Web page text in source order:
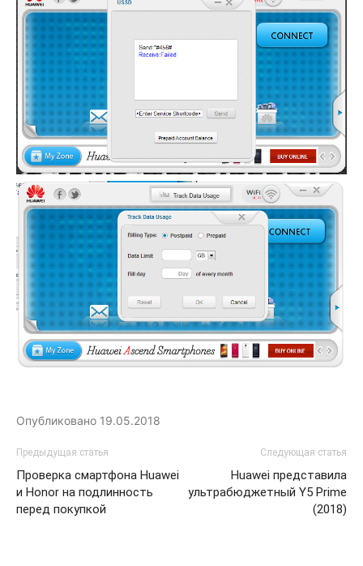
Опубликовано 19.05.2018
Предыдущая статья
Проверка смартфона Huawei
и Honor на подлинность
перед покупкой
Следующая статья
Huawei представила
ультрабюджетный Y5 Prime
(2018)